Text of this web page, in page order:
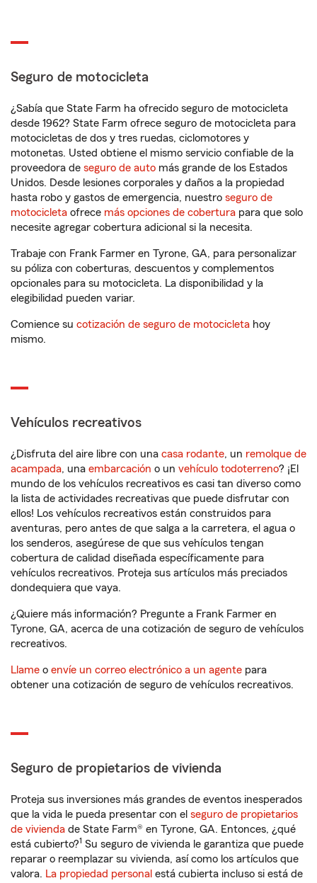
Seguro de motocicleta
¿Sabía que State Farm ha ofrecido seguro de motocicleta
desde 1962? State Farm ofrece seguro de motocicleta para
motocicletas de dos y tres ruedas, ciclomotores y
motonetas. Usted obtiene el mismo servicio confiable de la
proveedora de seguro de auto más grande de los Estados
Unidos. Desde lesiones corporales y daños a la propiedad
hasta robo y gastos de emergencia, nuestro seguro de
motocicleta ofrece más opciones de cobertura para que solo
necesite agregar cobertura adicional si la necesita.
Trabaje con Frank Farmer en Tyrone, GA, para personalizar
su póliza con coberturas, descuentos y complementos
opcionales para su motocicleta. La disponibilidad y la
elegibilidad pueden variar.
Comience su cotización de seguro de motocicleta hoy
mismo.
Vehículos recreativos
¿Disfruta del aire libre con una casa rodante, un remolque de
acampada, una embarcación o un vehículo todoterreno? ¡El
mundo de los vehículos recreativos es casi tan diverso como
la lista de actividades recreativas que puede disfrutar con
ellos! Los vehículos recreativos están construidos para
aventuras, pero antes de que salga a la carretera, el agua o
los senderos, asegúrese de que sus vehículos tengan
cobertura de calidad diseñada específicamente para
vehículos recreativos. Proteja sus artículos más preciados
dondequiera que vaya.
¿Quiere más información? Pregunte a Frank Farmer en
Tyrone, GA, acerca de una cotización de seguro de vehículos
recreativos.
Llame o envíe un correo electrónico a un agente para
obtener una cotización de seguro de vehículos recreativos.
Seguro de propietarios de vivienda
Proteja sus inversiones más grandes de eventos inesperados
que la vida le pueda presentar con el seguro de propietarios
de vivienda de State Farm® en Tyrone, GA. Entonces, ¿qué
está cubierto?1 Su seguro de vivienda le garantiza que puede
reparar o reemplazar su vivienda, así como los artículos que
valora. La propiedad personal está cubierta incluso si está de